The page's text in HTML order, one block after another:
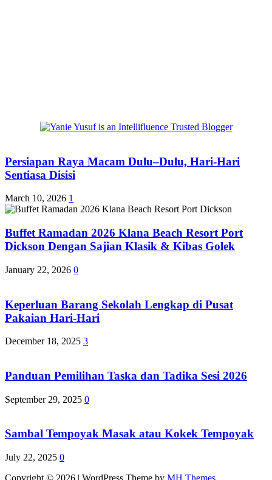
Persiapan Raya Macam Dulu–Dulu, Hari-Hari
Sentiasa Disisi
March 10, 2026 1
Buffet Ramadan 2026 Klana Beach Resort Port
Dickson Dengan Sajian Klasik & Kibas Golek
January 22, 2026 0
Keperluan Barang Sekolah Lengkap di Pusat
Pakaian Hari-Hari
December 18, 2025 3
Panduan Pemilihan Taska dan Tadika Sesi 2026
September 29, 2025 0
Sambal Tempoyak Masak atau Kokek Tempoyak
July 22, 2025 0